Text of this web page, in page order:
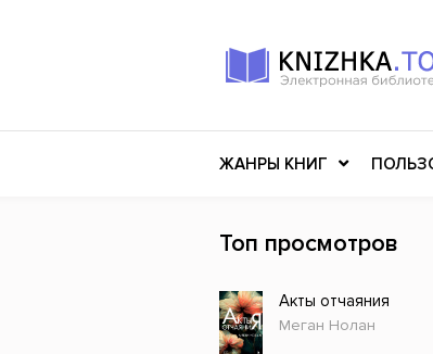
ЖАНРЫ КНИГ
Российское искусство
Детективы
Топ просмотров
Акты отчаяния
Меган Нолан